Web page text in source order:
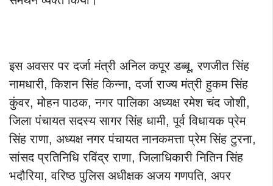
इस अवसर पर दर्जा मंत्री अनिल कपूर डब्बू, रणजीत सिंह
नामधारी, किशन सिंह किन्ना, दर्जा राज्य मंत्री हुकम सिंह
कुंवर, मोहन पाठक, नगर पालिका अध्यक्ष रमेश चंद जोशी,
जिला पंचायत सदस्य सागर सिंह धामी, पूर्व विधायक प्रेम
सिंह राणा, अध्यक्ष नगर पंचायत नानकमत्ता प्रेम सिंह टुरना,
सांसद प्रतिनिधि रविंद्र राणा, जिलाधिकारी नितिन सिंह
भदौरिया, वरिष्ठ पुलिस अधीक्षक अजय गणपति, अपर